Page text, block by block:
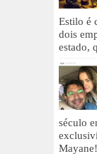
Estilo é
dois
estado,
século